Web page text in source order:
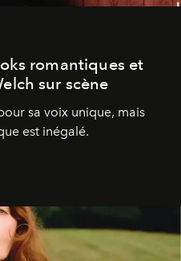
romantiques et
sur scène
sa voix unique, mais
est inégalé.